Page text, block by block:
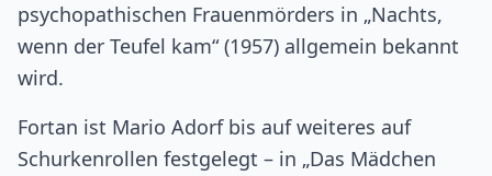
psychopathischen Frauenmörders in „Nachts,
wenn der Teufel kam“ (1957) allgemein bekannt
wird.
Fortan ist Mario Adorf bis auf weiteres auf
Schurkenrollen festgelegt – in „Das Mädchen